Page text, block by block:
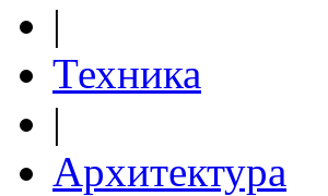
|
Техника
|
Архитектура